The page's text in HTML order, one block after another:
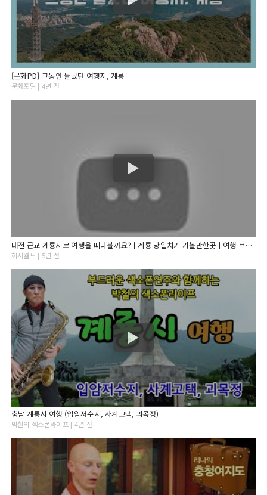
[문화PD] 그동안 몰랐던 여행지, 계룡
문화포털 | 4년 전
대전 근교 계룡시로 여행을 떠나볼까요?ㅣ계룡 당일치기 가볼만한곳ㅣ여행 브이로그ㅣ입암저수지, 사계고택, 향적산, 오후의산책, 연리지, 모꼬지, 두계천생태공원, 괴목정, 충령탑
히시월드 | 5년 전
충남 계룡시 여행 (입암저수지, 사계고택, 괴목정)
박철의 색소폰라이프 | 4년 전